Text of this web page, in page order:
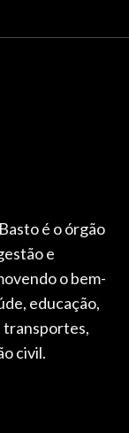
é o órgão
e
o bem-
educação,
transportes,
civil.